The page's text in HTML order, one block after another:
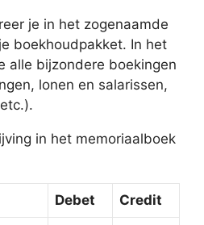
je in het zogenaamde
boekhoudpakket. In het
alle bijzondere boekingen
lonen en salarissen,
in het memoriaalboek
Debet Credit